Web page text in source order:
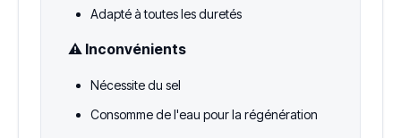
Adapté à toutes les duretés
⚠️ Inconvénients
Nécessite du sel
Consomme de l'eau pour la régénération